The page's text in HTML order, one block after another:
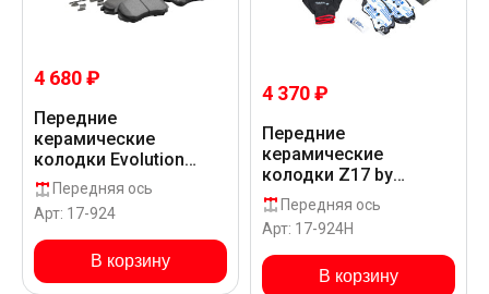
4 680 ₽
Передние
керамические
колодки Evolution
PLUS Z17 для Changan
CS35 SC7164
Передняя ось
Арт: 17-924
В корзину
4 370 ₽
Передние
керамические
колодки Z17 by
Powerstop для
Changan CS35 SC7164
Передняя ось
Арт: 17-924H
В корзину